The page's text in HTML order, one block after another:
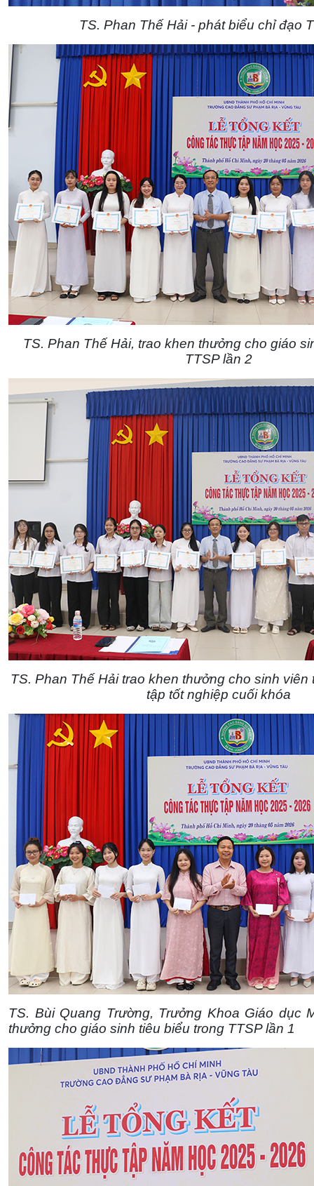
TS. Phan Thế Hải - phát biểu chỉ đạo
TS. Phan Thế Hải, trao khen thưởng cho giáo
TTSP lần 2
TS. Phan Thế Hải trao khen thưởng cho sinh viên
tập tốt nghiệp cuối khóa
TS. Bùi Quang Trường, Trưởng Khoa Giáo dục
thưởng cho giáo sinh tiêu biểu trong TTSP lần 1